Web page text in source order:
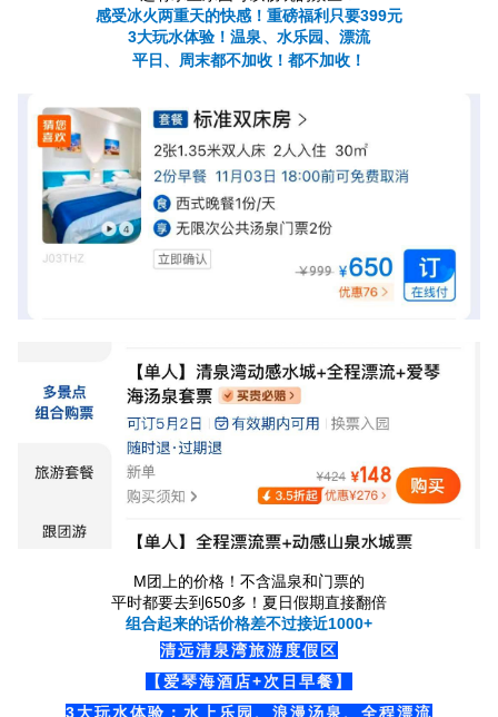
感受冰火两重天的快感！重磅福利只要399元
3大玩水体验！温泉、水乐园、漂流
平日、周末都不加收！都不加收！
M团上的价格！不含温泉和门票的
平时都要去到650多！夏日假期直接翻倍
组合起来的话价格差不过接近1000+
清远清泉湾旅游度假区
【爱琴海酒店+次日早餐】
3大玩水体验：水上乐园、浪漫汤泉、全程漂流